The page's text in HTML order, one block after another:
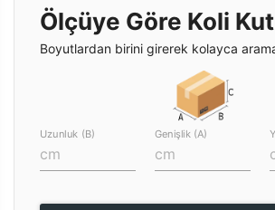
Ölçüye Göre Koli
Boyutlardan birini girerek kolayca
Uzunluk (B) Genişlik (A)